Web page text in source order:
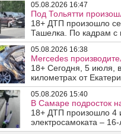
05.08.2026 16:47
Под Тольятти
18+ ДТП произошло
Ташелка. По кадрам с
05.08.2026 16:38
Mercedes
18+ Сегодня, 5 июля,
километрах от
05.08.2026 15:40
В Самаре подросток
18+ ДТП произошло
электросамоката –